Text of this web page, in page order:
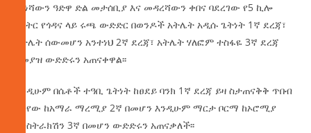
መነሻውን ዓድዋ ድል መታሰቢያ እና መዳረሻውን ቀበና ባደረገው የ5 ኪሎ
ሜትር የጎዳና ላይ ሩጫ ውድድር በወንዶች አትሌት አዲሱ ጌትነት 1ኛ ደረጃ፣
አትሌት ሰውመሆን አንተነህ 2ኛ ደረጃ፣ አትሌት ሃለፎም ተስፋዬ 3ኛ ደረጃ
በመያዝ ውድድሩን አጠናቀዋል፡፡
እንዲሁም በሴቶች ተዓቢ ጌትነት ከፀደይ ባንክ 1ኛ ደረጃ ይዛ ስታጠናቅቅ ጥበብ
እንየው ከአማራ ማረሚያ 2ኛ በመሆን እንዲሁም ማርታ ቦርማ ከኦሮሚያ
ኮንስትራክሽን 3ኛ በመሆን ውድድሩን አጠናቃለች፡፡